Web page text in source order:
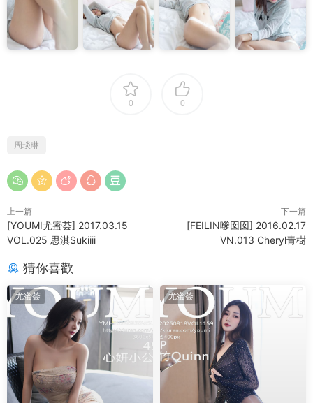
0 0
周琰琳
上一篇
[YOUMI尤蜜荟] 2017.03.15
VOL.025 思淇Sukiiii
下一篇
[FEILIN嗲囡囡] 2016.02.17
VN.013 Cheryl青樹
猜你喜歡
尤蜜荟 尤蜜荟